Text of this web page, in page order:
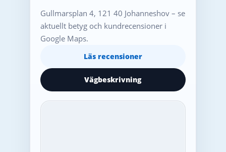
Gullmarsplan 4, 121 40 Johanneshov – se
aktuellt betyg och kundrecensioner i
Google Maps.
Läs recensioner
Vägbeskrivning